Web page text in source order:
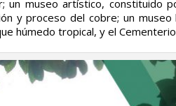
un museo artístico, constituido
y proceso del cobre; un
húmedo tropical, y el